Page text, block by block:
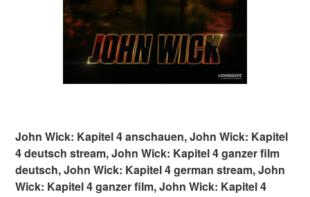
John Wick: Kapitel 4 anschauen, John Wick: Kapitel
4 deutsch stream, John Wick: Kapitel 4 ganzer film
deutsch, John Wick: Kapitel 4 german stream, John
Wick: Kapitel 4 ganzer film, John Wick: Kapitel 4